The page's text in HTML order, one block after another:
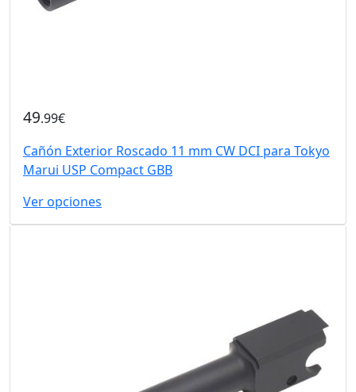
49.99€
Cañón Exterior Roscado 11 mm CW DCI para Tokyo
Marui USP Compact GBB
Ver opciones